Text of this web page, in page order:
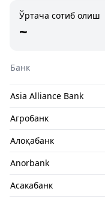
Ўртача сотиб олиш
~
Банк
Asia Alliance Bank
Агробанк
Алоқабанк
Anorbank
Асакабанк